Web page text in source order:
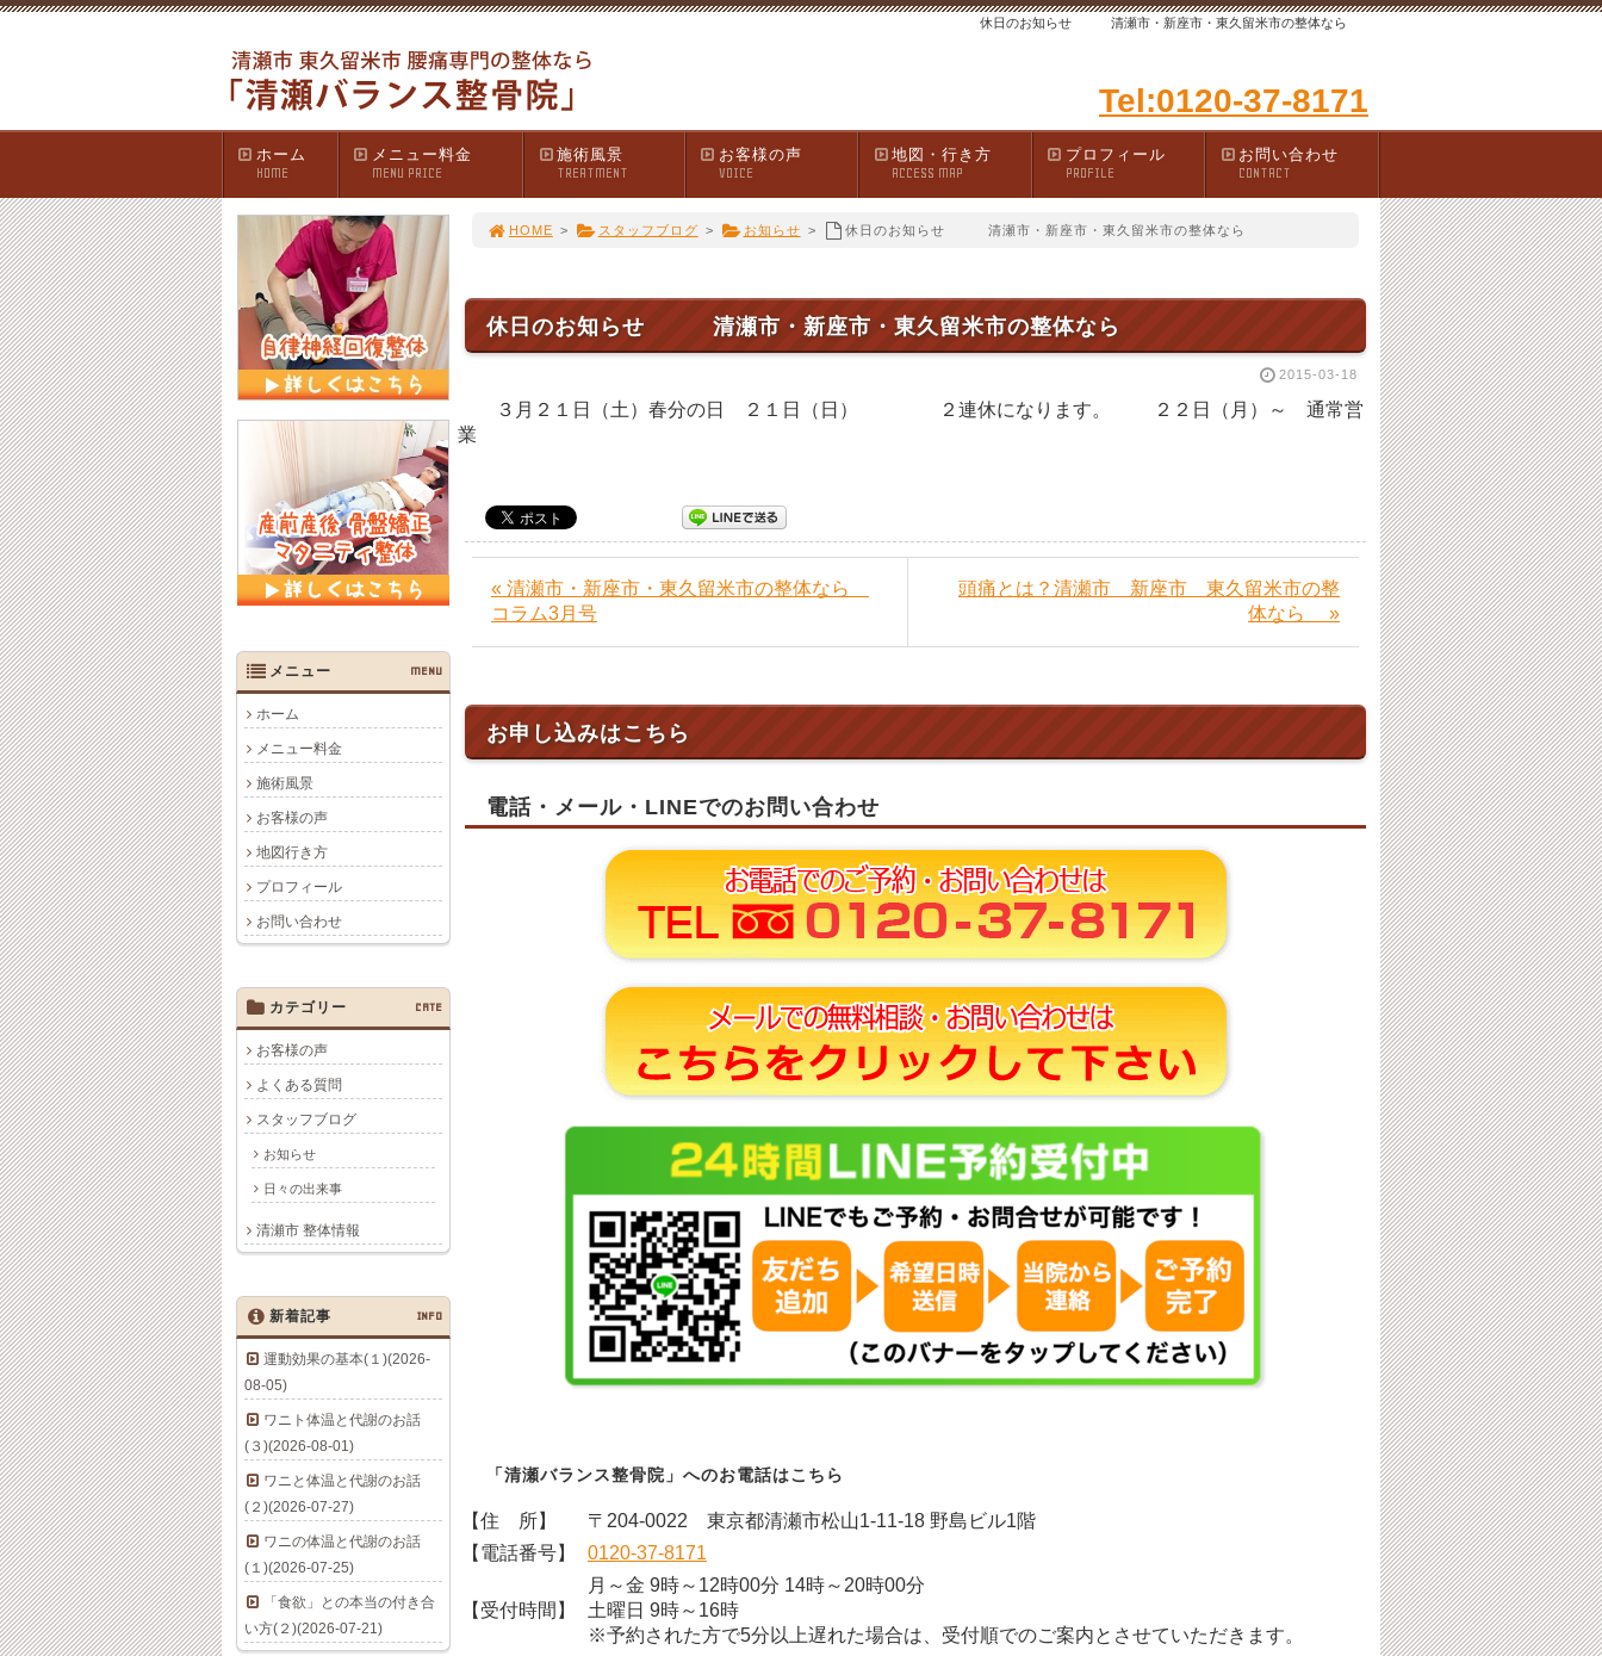
休日のお知らせ 清瀬市・新座市・東久留米市の整体なら
Tel:0120-37-8171
ホーム
HOME
メニュー料金
MENU PRICE
施術風景
TREATMENT
お客様の声
VOICE
地図・行き方
ACCESS MAP
プロフィール
PROFILE
お問い合わせ
CONTACT
HOME > スタッフブログ > お知らせ > 休日のお知らせ 清瀬市・新座市・東久留米市の整体なら
休日のお知らせ 清瀬市・新座市・東久留米市の整体なら
2015-03-18
３月２１日（土）春分の日 ２１日（日） ２連休になります。 ２２日（月）～ 通常営
業
« 清瀬市・新座市・東久留米市の整体なら
コラム3月号
頭痛とは？清瀬市 新座市 東久留米市の整
体なら »
お申し込みはこちら
電話・メール・LINEでのお問い合わせ
「清瀬バランス整骨院」へのお電話はこちら
【住 所】
〒204-0022 東京都清瀬市松山1-11-18 野島ビル1階
【電話番号】
0120-37-8171
【受付時間】
月～金 9時～12時00分 14時～20時00分
土曜日 9時～16時
※予約された方で5分以上遅れた場合は、受付順でのご案内とさせていただきます。
メニュー MENU
ホーム
メニュー料金
施術風景
お客様の声
地図行き方
プロフィール
お問い合わせ
カテゴリー CATE
お客様の声
よくある質問
スタッフブログ
お知らせ
日々の出来事
清瀬市 整体情報
新着記事 INFO
運動効果の基本(１)(2026-
08-05)
ワニト体温と代謝のお話
(３)(2026-08-01)
ワニと体温と代謝のお話
(２)(2026-07-27)
ワニの体温と代謝のお話
(１)(2026-07-25)
「食欲」との本当の付き合
い方(２)(2026-07-21)